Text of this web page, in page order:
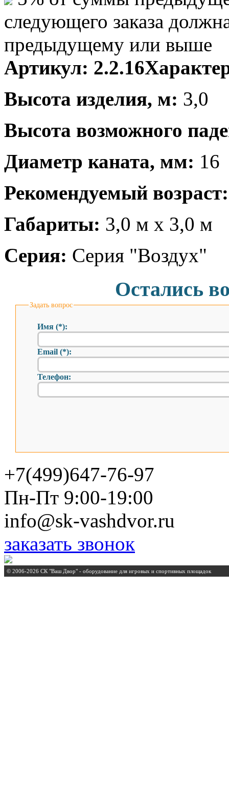
следующего заказа
предыдущему или выше
Артикул: 2.2.16
Высота изделия, м: 3,0
Высота возможного
Диаметр каната, мм: 16
Рекомендуемый возраст:
Габариты: 3,0 м х 3,0 м
Серия: Серия "Воздух"
Остались
Задать вопрос
Имя (*):
Email (*):
Телефон:
+7(499)647-76-97
Пн-Пт 9:00-19:00
info@sk-vashdvor.ru
заказать звонок
© 2006-2026 СК "Ваш Двор" - оборудование для игровых и спортивных площадок